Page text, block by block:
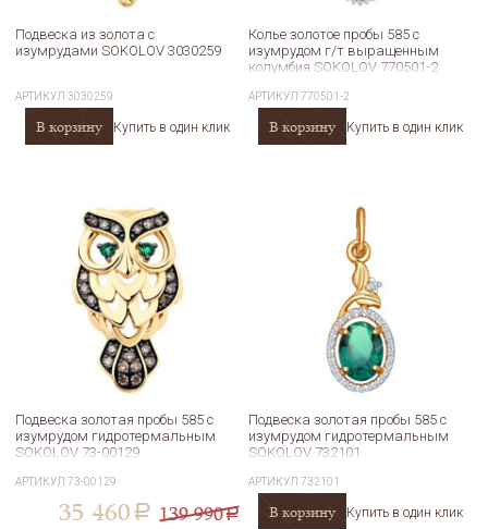
Подвеска из золота с
изумрудами SOKOLOV 3030259
АРТИКУЛ 3030259
В корзину Купить в один клик
Колье золотое пробы 585 с
изумрудом г/т выращенным
колумбия SOKOLOV 770501-2
АРТИКУЛ770501-2
В корзину Купить в один клик
Подвеска золотая пробы 585 с
изумрудом гидротермальным
SOKOLOV 73-00129
АРТИКУЛ73-00129
35 460 a 139 990a
Подвеска золотая пробы 585 с
изумрудом гидротермальным
SOKOLOV 732101
АРТИКУЛ732101
В корзину Купить в один клик